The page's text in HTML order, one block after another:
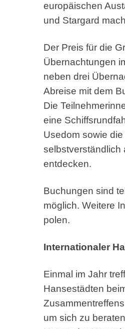
europäischen
und Stargard
Der Preis für die
Übernachtungen
neben drei
Abreise mit dem
Die
eine
Usedom sowie
selbstverständlich
entdecken.
Buchungen sind
möglich. Weitere
polen.
Internationaler
Einmal im Jahr
Hansestädten
um sich zu